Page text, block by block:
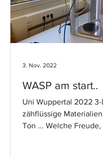
WASP am start..
Uni Wuppertal 2022
zähflüssige
Ton ... Welche Freude,
3. Nov. 2022